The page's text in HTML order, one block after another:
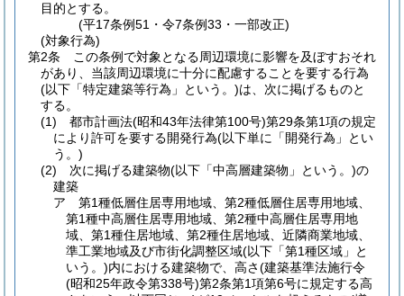
目的とする。
(平17条例51・令7条例33・一部改正)
(対象行為)
第2条
この条例で対象となる周辺環境に影響を及ぼすおそれ
があり、当該周辺環境に十分に配慮することを要する行為
(以下「特定建築等行為」という。)は、次に掲げるものと
する。
(1)
都市計画法(昭和43年法律第100号)第29条第1項の規定
により許可を要する開発行為(以下単に「開発行為」とい
う。)
(2)
次に掲げる建築物(以下「中高層建築物」という。)の
建築
ア
第1種低層住居専用地域、第2種低層住居専用地域、
第1種中高層住居専用地域、第2種中高層住居専用地
域、第1種住居地域、第2種住居地域、近隣商業地域、
準工業地域及び市街化調整区域(以下「第1種区域」と
いう。)内における建築物で、高さ(建築基準法施行令
(昭和25年政令第338号)第2条第1項第6号に規定する高